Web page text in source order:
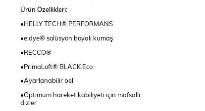
Ürün Özellikleri:
•HELLY TECH® PERFORMANS
•e.dye® solüsyon boyalı kumaş
•RECCO®
•PrimaLoft® BLACK Eco
•Ayarlanabilir bel
•Optimum hareket kabiliyeti için mafsallı
dizler